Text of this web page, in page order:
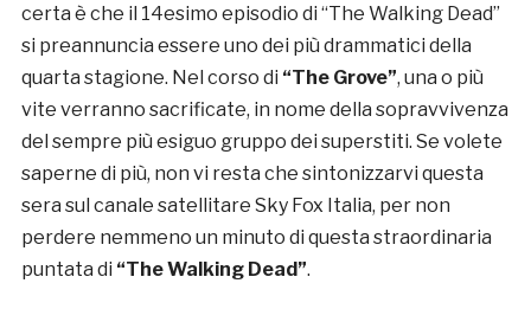
certa è che il 14esimo episodio di “The Walking Dead”
si preannuncia essere uno dei più drammatici della
quarta stagione. Nel corso di “The Grove”, una o più
vite verranno sacrificate, in nome della sopravvivenza
del sempre più esiguo gruppo dei superstiti. Se volete
saperne di più, non vi resta che sintonizzarvi questa
sera sul canale satellitare Sky Fox Italia, per non
perdere nemmeno un minuto di questa straordinaria
puntata di “The Walking Dead”.